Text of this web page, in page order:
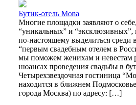
Бутик-отель Mona
Многие площадки заявляют о
“уникальных” и “эксклюзивных”,
по-настоящему выделиться среди
“первым свадебным отелем в
мы поможем женихам и невестам
нюансах проведения свадьбы в
Четырехзвездочная гостиница
находится в ближнем
города Москва) по адресу: […]